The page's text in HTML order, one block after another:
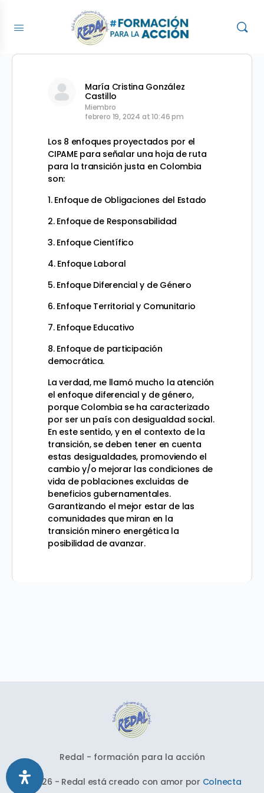
María Cristina González
Castillo
Miembro
febrero 19, 2024 at 10:46 pm
Los 8 enfoques proyectados por el
CIPAME para señalar una hoja de ruta
para la transición justa en Colombia
son:
1. Enfoque de Obligaciones del Estado
2. Enfoque de Responsabilidad
3. Enfoque Científico
4. Enfoque Laboral
5. Enfoque Diferencial y de Género
6. Enfoque Territorial y Comunitario
7. Enfoque Educativo
8. Enfoque de participación
democrática.
La verdad, me llamó mucho la atención
el enfoque diferencial y de género,
porque Colombia se ha caracterizado
por ser un país con desigualdad social.
En este sentido, y en el contexto de la
transición, se deben tener en cuenta
estas desigualdades, promoviendo el
cambio y/o mejorar las condiciones de
vida de poblaciones excluidas de
beneficios gubernamentales.
Garantizando el mejor estar de las
comunidades que miran en la
transición minero energética la
posibilidad de avanzar.
Redal - formación para la acción
© 2026 - Redal está creado con amor por Colnecta